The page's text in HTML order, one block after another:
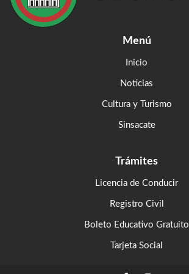
Menú
Inicio
Noticias
Cultura y Turismo
Sinsacate
Trámites
Licencia de Conducir
Registro Civil
Boleto Educativo Gratuito
Tarjeta Social